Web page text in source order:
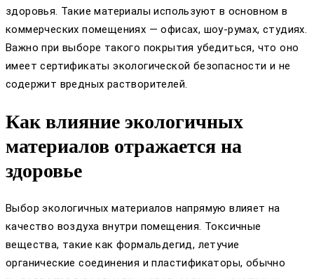
здоровья. Такие материалы используют в основном в
коммерческих помещениях — офисах, шоу-румах, студиях.
Важно при выборе такого покрытия убедиться, что оно
имеет сертификаты экологической безопасности и не
содержит вредных растворителей.
Как влияние экологичных
материалов отражается на
здоровье
Выбор экологичных материалов напрямую влияет на
качество воздуха внутри помещения. Токсичные
вещества, такие как формальдегид, летучие
органические соединения и пластификаторы, обычно